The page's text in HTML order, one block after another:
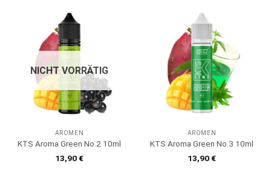
NICHT VORRÄTIG
AROMEN
KTS Aroma Green No.2 10ml
13,90€
AROMEN
KTS Aroma Green No.3 10ml
13,90€